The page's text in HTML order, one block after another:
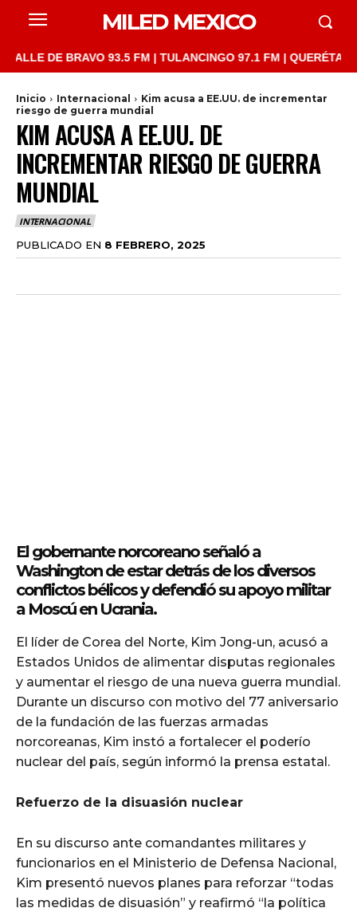
MILED MEXICO
DE BRAVO 93.5 FM | TULANCINGO 97.1 FM | QUERÉTARO
Inicio Internacional
Kim acusa a EE.UU. de incrementar
riesgo de guerra mundial
KIM ACUSA A EE.UU. DE
INCREMENTAR RIESGO DE GUERRA
MUNDIAL
INTERNACIONAL
PUBLICADO EN 8 FEBRERO, 2025
El gobernante norcoreano señaló a
Washington de estar detrás de los diversos
conflictos bélicos y defendió su apoyo militar
a Moscú en Ucrania.
El líder de Corea del Norte, Kim Jong-un, acusó a
Estados Unidos de alimentar disputas regionales
y aumentar el riesgo de una nueva guerra mundial.
Durante un discurso con motivo del 77 aniversario
de la fundación de las fuerzas armadas
norcoreanas, Kim instó a fortalecer el poderío
nuclear del país, según informó la prensa estatal.
Refuerzo de la disuasión nuclear
En su discurso ante comandantes militares y
funcionarios en el Ministerio de Defensa Nacional,
Kim presentó nuevos planes para reforzar “todas
las medidas de disuasión” y reafirmó “la política